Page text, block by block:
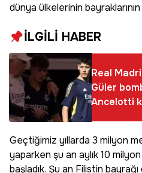
dünya ülkelerinin
İLGİLİ HABER
Real
Güler
Ancelotti
Geçtiğimiz yıllarda 3 milyon
yaparken şu an aylık 10
başladık. Şu an Filistin